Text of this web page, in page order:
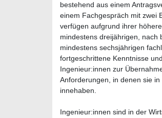
bestehend aus einem
einem Fachgespräch mit zwei
verfügen aufgrund ihrer
mindestens dreijährigen, nach
mindestens sechsjährigen
fortgeschrittene Kenntnisse
Ingenieur:innen zur
Anforderungen, in denen sie
innehaben.
Ingenieur:innen sind in der